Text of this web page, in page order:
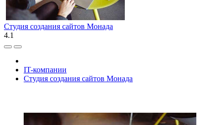
Студия создания сайтов Монада
4.1
IT-компании
Студия создания сайтов Монада